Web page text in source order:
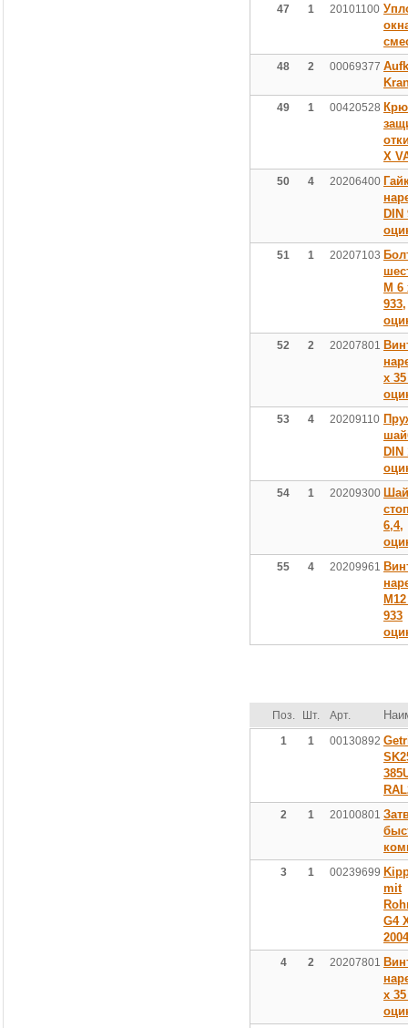
47 1 20101100
48 2 00069377
49 1 00420528
X
50 4 20206400
DIN
51 1 20207103
M 6
933,
52 2 20207801
х
53 4 20209110
DIN
54 1 20209300
6,4,
55 4 20209961
М12
933
Поз. Шт. Арт.
1 1 00130892
2 1 20100801
3 1 00239699
mit
G4
2004
4 2 20207801
х